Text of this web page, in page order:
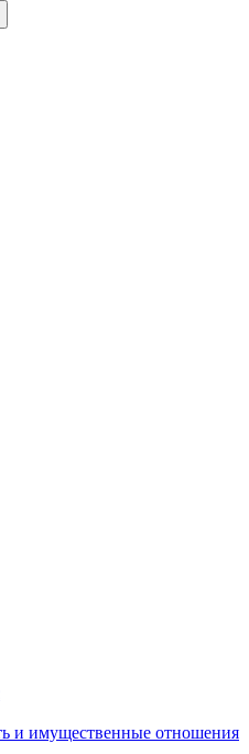
и имущественные отношения